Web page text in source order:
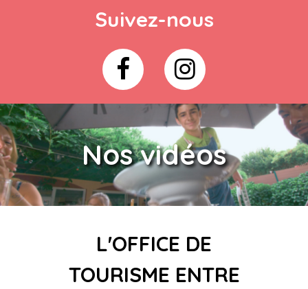
Suivez-nous
Nos vidéos
L'OFFICE DE
TOURISME ENTRE